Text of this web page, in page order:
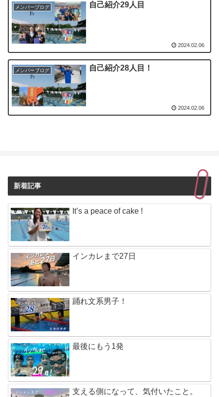
メンバーブログ 自己紹介29人目
2024.02.06
メンバーブログ 自己紹介28人目！
2024.02.06
新着記事
It’s a peace of cake !
インカレまで27日
踊れ文系男子！
最後にもう1発
支える側になって、気付いたこと。